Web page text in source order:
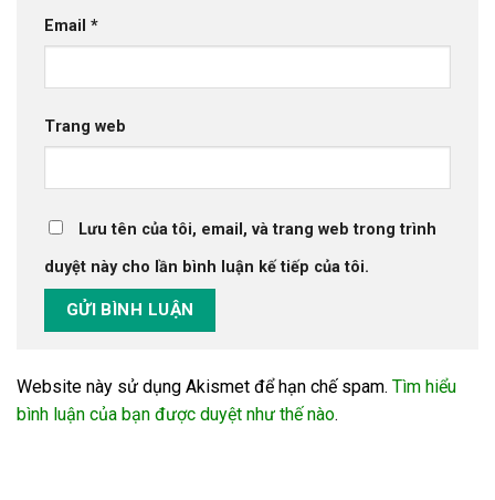
Email *
Trang web
Lưu tên của tôi, email, và trang web trong trình
duyệt này cho lần bình luận kế tiếp của tôi.
Website này sử dụng Akismet để hạn chế spam. Tìm hiểu
bình luận của bạn được duyệt như thế nào.